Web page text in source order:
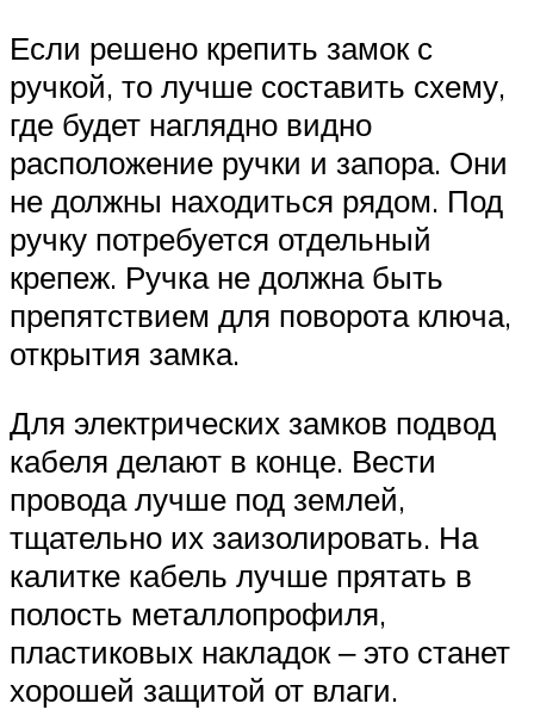
Если решено крепить замок с
ручкой, то лучше составить схему,
где будет наглядно видно
расположение ручки и запора. Они
не должны находиться рядом. Под
ручку потребуется отдельный
крепеж. Ручка не должна быть
препятствием для поворота ключа,
открытия замка.
Для электрических замков подвод
кабеля делают в конце. Вести
провода лучше под землей,
тщательно их заизолировать. На
калитке кабель лучше прятать в
полость металлопрофиля,
пластиковых накладок ‒ это станет
хорошей защитой от влаги.